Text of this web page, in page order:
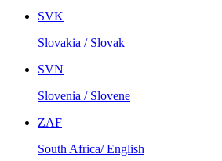
SVK
Slovakia / Slovak
SVN
Slovenia / Slovene
ZAF
South Africa/ English